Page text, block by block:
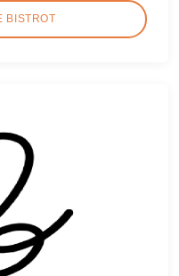
BISTROT